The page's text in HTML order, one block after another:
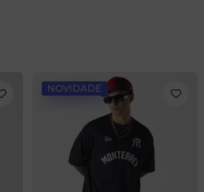
NOVIDADE